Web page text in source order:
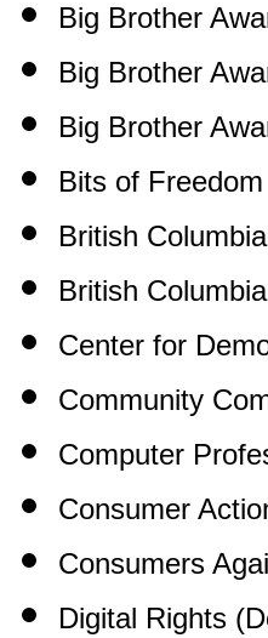
Big Brother
Big Brother
Big Brother
Bits of
British
British
Center for
Community
Computer
Consumer
Consumers
Digital Rights